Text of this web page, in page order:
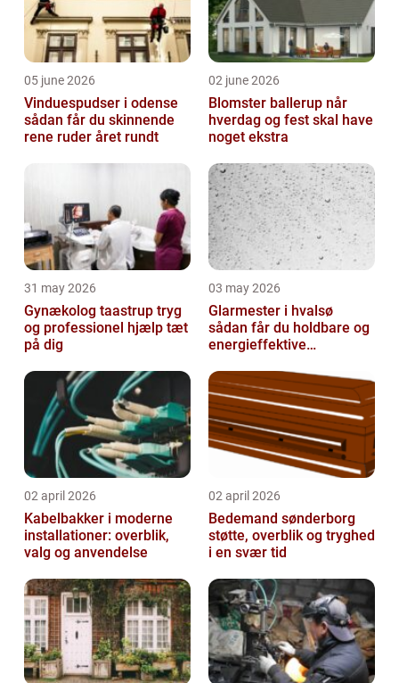
05 june 2026
Vinduespudser i odense
sådan får du skinnende
rene ruder året rundt
02 june 2026
Blomster ballerup når
hverdag og fest skal have
noget ekstra
31 may 2026
Gynækolog taastrup tryg
og professionel hjælp tæt
på dig
03 may 2026
Glarmester i hvalsø
sådan får du holdbare og
energieffektive
02 april 2026
Kabelbakker i moderne
installationer: overblik,
valg og anvendelse
02 april 2026
Bedemand sønderborg
støtte, overblik og tryghed
i en svær tid